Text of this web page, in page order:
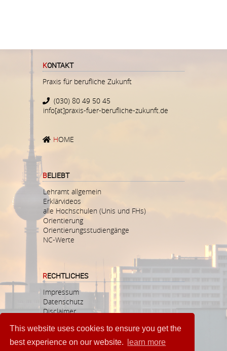
This website uses cookies to ensure you get the
best experience on our website.
learn more
KONTAKT
Praxis für berufliche Zukunft
(030) 80 49 50 45
info[at]praxis-fuer-berufliche-zukunft.de
HOME
BELIEBT
Lehramt allgemein
Erklärvideos
alle Hochschulen (Unis und FHs)
Orientierung
Orientierungsstudiengänge
NC-Werte
RECHTLICHES
Impressum
Datenschutz
Disclaimer